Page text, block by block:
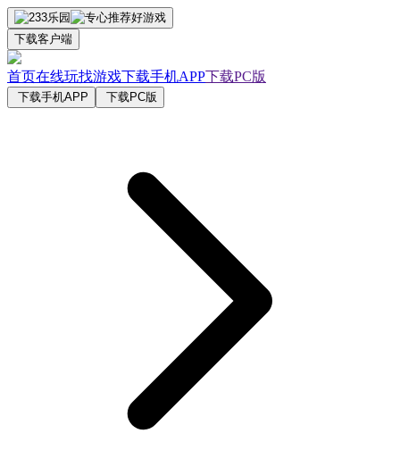
下载客户端
首页在线玩找游戏下载手机APP下载PC版
下载手机APP 下载PC版